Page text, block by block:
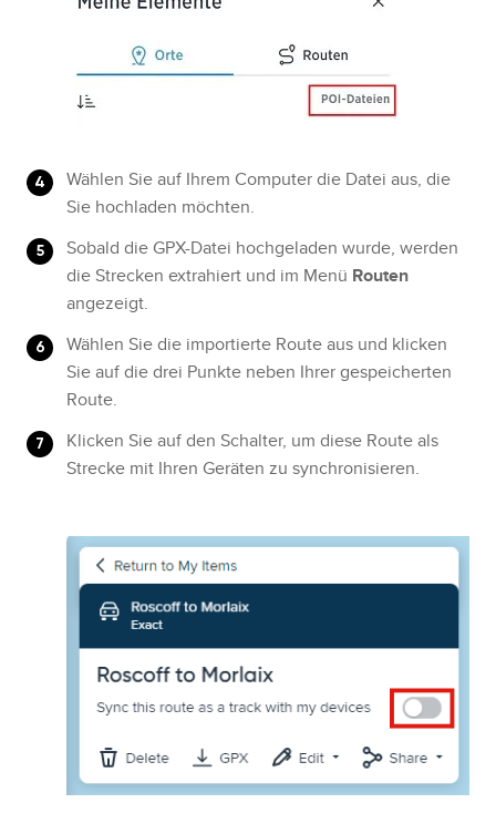
Wählen Sie auf Ihrem Computer die Datei aus, die
Sie hochladen möchten.
Sobald die GPX-Datei hochgeladen wurde, werden
die Strecken extrahiert und im Menü Routen
angezeigt.
Wählen Sie die importierte Route aus und klicken
Sie auf die drei Punkte neben Ihrer gespeicherten
Route.
Klicken Sie auf den Schalter, um diese Route als
Strecke mit Ihren Geräten zu synchronisieren.